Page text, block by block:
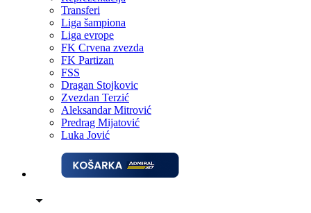
Transferi
Liga šampiona
Liga evrope
FK Crvena zvezda
FK Partizan
FSS
Dragan Stojkovic
Zvezdan Terzić
Aleksandar Mitrović
Predrag Mijatović
Luka Jović